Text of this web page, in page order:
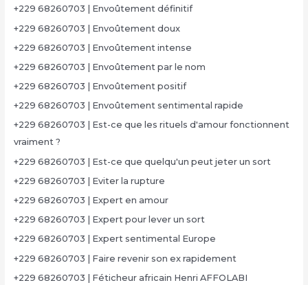
+229 68260703 | Envoûtement définitif
+229 68260703 | Envoûtement doux
+229 68260703 | Envoûtement intense
+229 68260703 | Envoûtement par le nom
+229 68260703 | Envoûtement positif
+229 68260703 | Envoûtement sentimental rapide
+229 68260703 | Est-ce que les rituels d'amour fonctionnent
vraiment ?
+229 68260703 | Est-ce que quelqu'un peut jeter un sort
+229 68260703 | Eviter la rupture
+229 68260703 | Expert en amour
+229 68260703 | Expert pour lever un sort
+229 68260703 | Expert sentimental Europe
+229 68260703 | Faire revenir son ex rapidement
+229 68260703 | Féticheur africain Henri AFFOLABI